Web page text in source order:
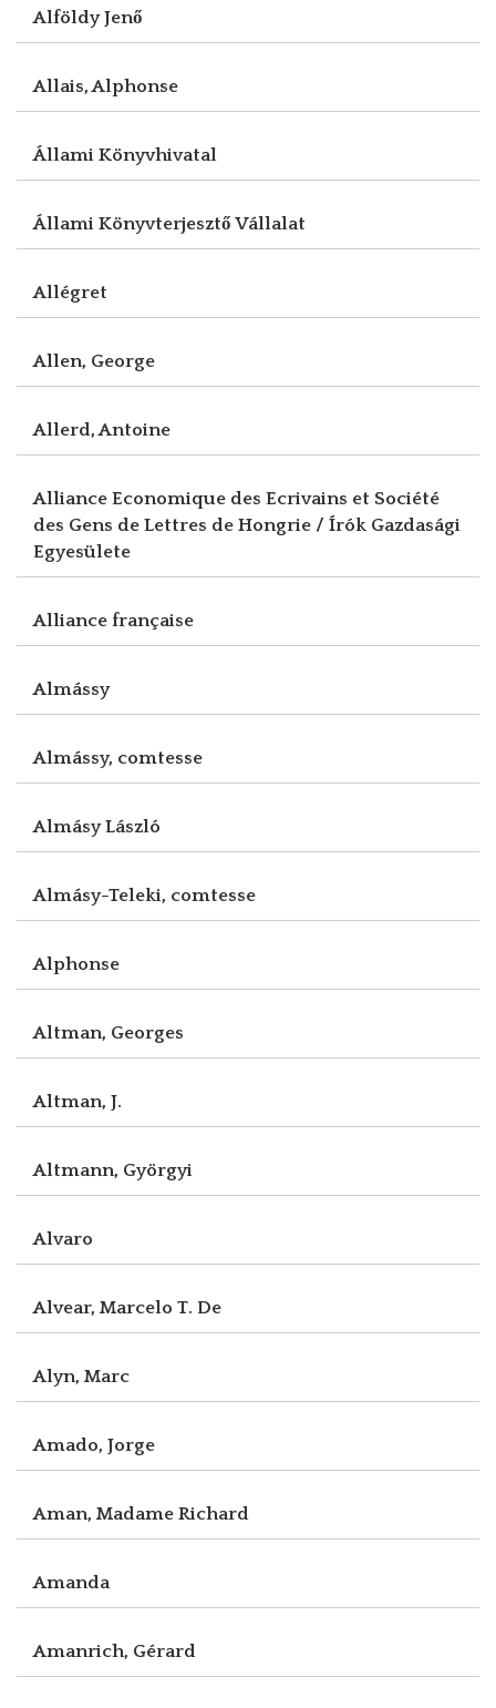
Alföldy Jenő
Allais, Alphonse
Állami Könyvhivatal
Állami Könyvterjesztő Vállalat
Allégret
Allen, George
Allerd, Antoine
Alliance Economique des Ecrivains et Société
des Gens de Lettres de Hongrie / Írók Gazdasági
Egyesülete
Alliance française
Almássy
Almássy, comtesse
Almásy László
Almásy-Teleki, comtesse
Alphonse
Altman, Georges
Altman, J.
Altmann, Györgyi
Alvaro
Alvear, Marcelo T. De
Alyn, Marc
Amado, Jorge
Aman, Madame Richard
Amanda
Amanrich, Gérard